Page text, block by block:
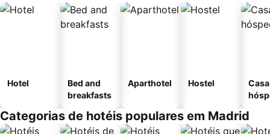
Hotel
Bed and
breakfasts
Aparthotel Hostel
Categorias de hotéis populares em Madrid